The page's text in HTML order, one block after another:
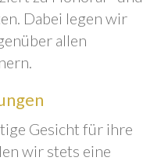
Dabei legen wir
allen
Gesicht für ihre
wir stets eine